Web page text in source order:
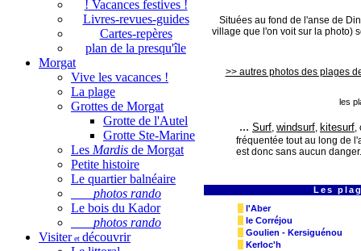
! Vacances festives !
Livres-revues-guides
Cartes-repères
plan de la presqu'île
Morgat
Vive les vacances !
La plage
Grottes de Morgat
Grotte de l'Autel
Grotte Ste-Marine
Les Mardis de Morgat
Petite histoire
Le quartier balnéaire
photos rando
Le bois du Kador
photos rando
Visiteret découvrir
Situées au fond de l'anse de
village que l'on voit sur la photo)
>> autres photos des plages
les
... Surf, windsurf, kitesurf,
fréquentée tout au long de
est donc sans aucun
Les
l'Aber
le Corréjou
Goulien - Kersiguénou
Kerloc'h